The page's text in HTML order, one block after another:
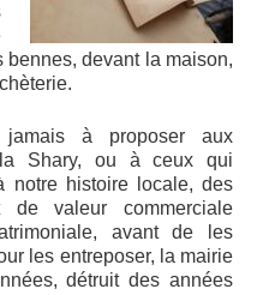
devant la maison,
jamais à proposer aux
Shary, ou à ceux qui
notre histoire locale, des
valeur commerciale
avant de les
les entreposer, la mairie
détruit des années